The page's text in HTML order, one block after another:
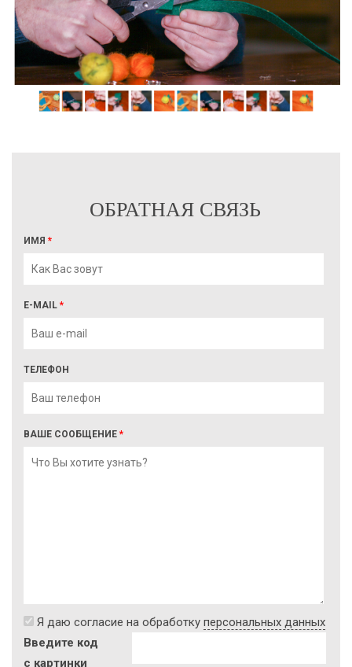
ОБРАТНАЯ СВЯЗЬ
ИМЯ *
E-MAIL *
ТЕЛЕФОН
ВАШЕ СООБЩЕНИЕ *
Я даю согласие на обработку персональных данных
Введите код
с картинки